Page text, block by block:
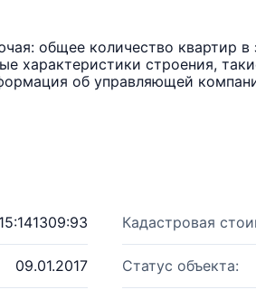
общее количество квартир в
характеристики строения,
об управляющей
Кадастровая
09.01.2017 Статус объекта: